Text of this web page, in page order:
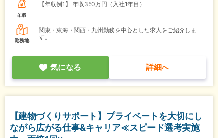
年収
【年収例1】 年収350万円（入社1年目）
勤務地
関東・東海・関西・九州勤務を中心とした求人をご紹介しま
す。
気になる 詳細へ
【建物づくりサポート】プライベートを大切にし
ながら広がる仕事&キャリア≪スピード選考実施